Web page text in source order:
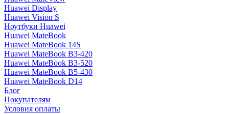
Huawei Display
Huawei Vision S
Ноутбуки Huawei
Huawei MateBook
Huawei MateBook 14S
Huawei MateBook B3-420
Huawei MateBook B3-520
Huawei MateBook B5-430
Huawei MateBook D14
Блог
Покупателям
Условия оплаты